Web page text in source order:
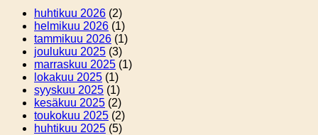
huhtikuu 2026 (2)
helmikuu 2026 (1)
tammikuu 2026 (1)
joulukuu 2025 (3)
marraskuu 2025 (1)
lokakuu 2025 (1)
syyskuu 2025 (1)
kesäkuu 2025 (2)
toukokuu 2025 (2)
huhtikuu 2025 (5)